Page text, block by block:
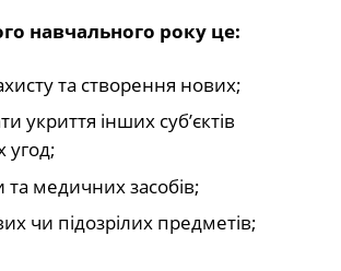
навчального року це:
та створення нових;
укриття інших суб’єктів
угод;
та медичних засобів;
чи підозрілих предметів;